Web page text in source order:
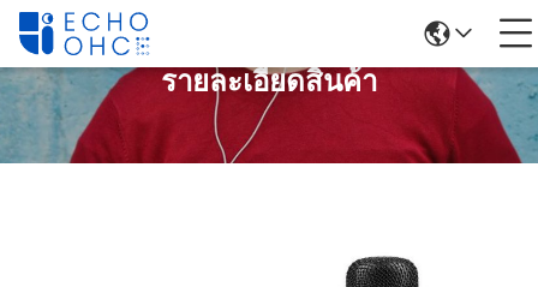
รายละเอียดสินค้า